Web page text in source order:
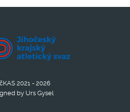
2021 - 2026
by Urs Gysel